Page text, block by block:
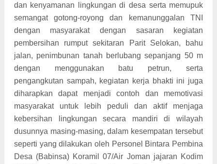
dan kenyamanan lingkungan di desa serta memupuk
semangat gotong-royong dan kemanunggalan TNI
dengan masyarakat dengan sasaran kegiatan
pembersihan rumput sekitaran Parit Selokan, bahu
jalan, penimbunan tanah berlubang sepanjang 50 m
dengan menggunakan batu petrun, serta
pengangkutan sampah, kegiatan kerja bhakti ini juga
diharapkan dapat menjadi contoh dan memotivasi
masyarakat untuk lebih peduli dan aktif menjaga
kebersihan lingkungan secara mandiri di wilayah
dusunnya masing-masing, dalam kesempatan tersebut
seperti yang dilakukan oleh Personel Bintara Pembina
Desa (Babinsa) Koramil 07/Air Joman jajaran Kodim